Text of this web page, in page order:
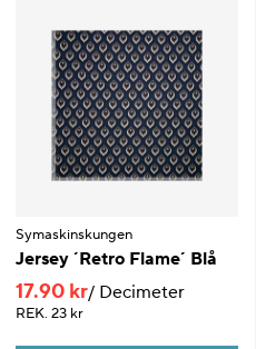
Symaskinskungen
Jersey ´Retro Flame´ Blå
17.90 kr Decimeter
REK. 23 kr